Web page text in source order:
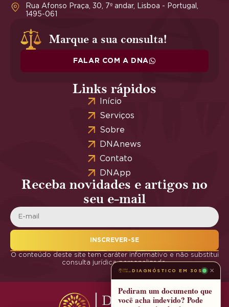
Rua Afonso Praça, 30, 7º andar, Lisboa - Portugal,
1495-061
Marque a sua consulta!
FALAR COM A DNA
Links rápidos
Início
Serviços
Sobre
DNAnews
Contato
DNApp
Receba novidades e artigos no
seu e-mail
INSCREVER-SE
O conteúdo deste site tem caráter informativo e não substitui
consulta jurídica personalizada.
DIAGNÓSTICO EM 30S ×
Pediram um documento que
você acha indevido? Pode